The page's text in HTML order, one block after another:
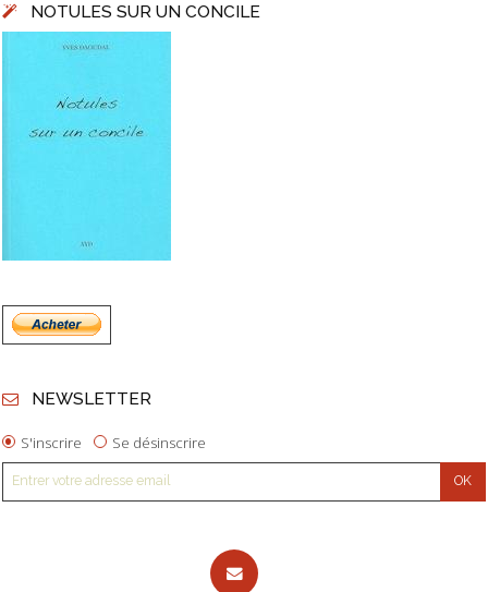
NOTULES SUR UN CONCILE
NEWSLETTER
S'inscrire Se désinscrire